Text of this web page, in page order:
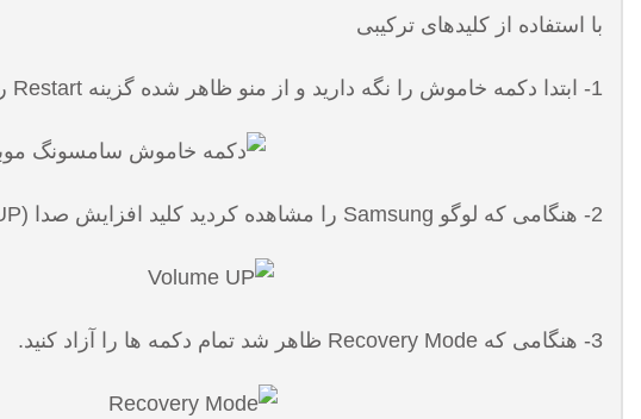
با استفاده از کلیدهای ترکیبی
1- ابتدا دکمه خاموش را نگه دارید و از منو ظاهر شده گزینه Restart را انتخاب کنید.
2- هنگامی که لوگو Samsung را مشاهده کردید کلید افزایش صدا (Volume UP) و کلید پاور را همزمان فشار دهید و نگه دارید.
3- هنگامی که Recovery Mode ظاهر شد تمام دکمه ها را آزاد کنید.